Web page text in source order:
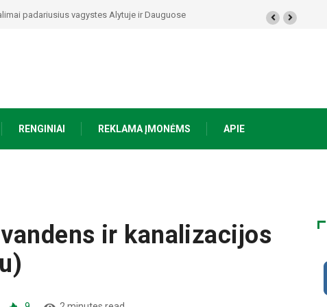
ginklai, Seirijuose – įtariami narkotikai BMW automobilyje
RENGINIAI REKLAMA ĮMONĖMS APIE
ir kanalizacijos